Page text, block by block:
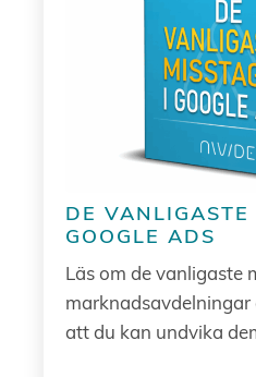
DE VANLIGASTE
GOOGLE ADS
Läs om de vanligaste
marknadsavdelningar
att du kan undvika